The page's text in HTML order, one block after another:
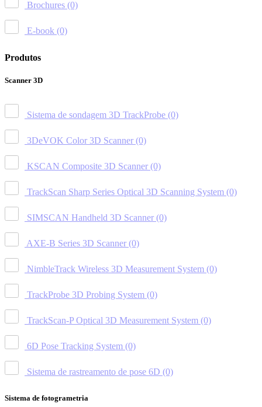
Brochures (0)
E-book (0)
Produtos
Scanner 3D
Sistema de sondagem 3D TrackProbe (0)
3DeVOK Color 3D Scanner (0)
KSCAN Composite 3D Scanner (0)
TrackScan Sharp Series Optical 3D Scanning System (0)
SIMSCAN Handheld 3D Scanner (0)
AXE-B Series 3D Scanner (0)
NimbleTrack Wireless 3D Measurement System (0)
TrackProbe 3D Probing System (0)
TrackScan-P Optical 3D Measurement System (0)
6D Pose Tracking System (0)
Sistema de rastreamento de pose 6D (0)
Sistema de fotogrametria